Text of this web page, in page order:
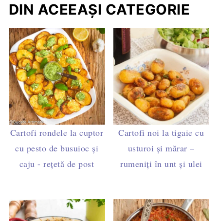
DIN ACEEAȘI CATEGORIE
Cartofi rondele la cuptor
cu pesto de busuioc și
caju - rețetă de post
Cartofi noi la tigaie cu
usturoi și mărar –
rumeniți în unt și ulei